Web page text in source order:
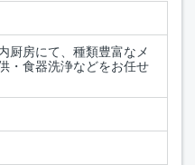
厨房にて、種類豊富なメ
・食器洗浄などをお任せ